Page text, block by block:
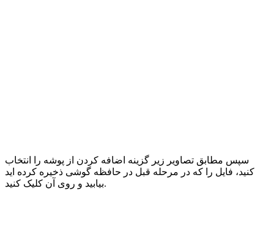
سپس مطابق تصاویر زیر گزینه اضافه کردن از پوشه را انتخاب
کنید، فایل را که در مرحله قبل در حافظه گوشی ذخیره کرده اید
بیابید و روی آن کلیک کنید.